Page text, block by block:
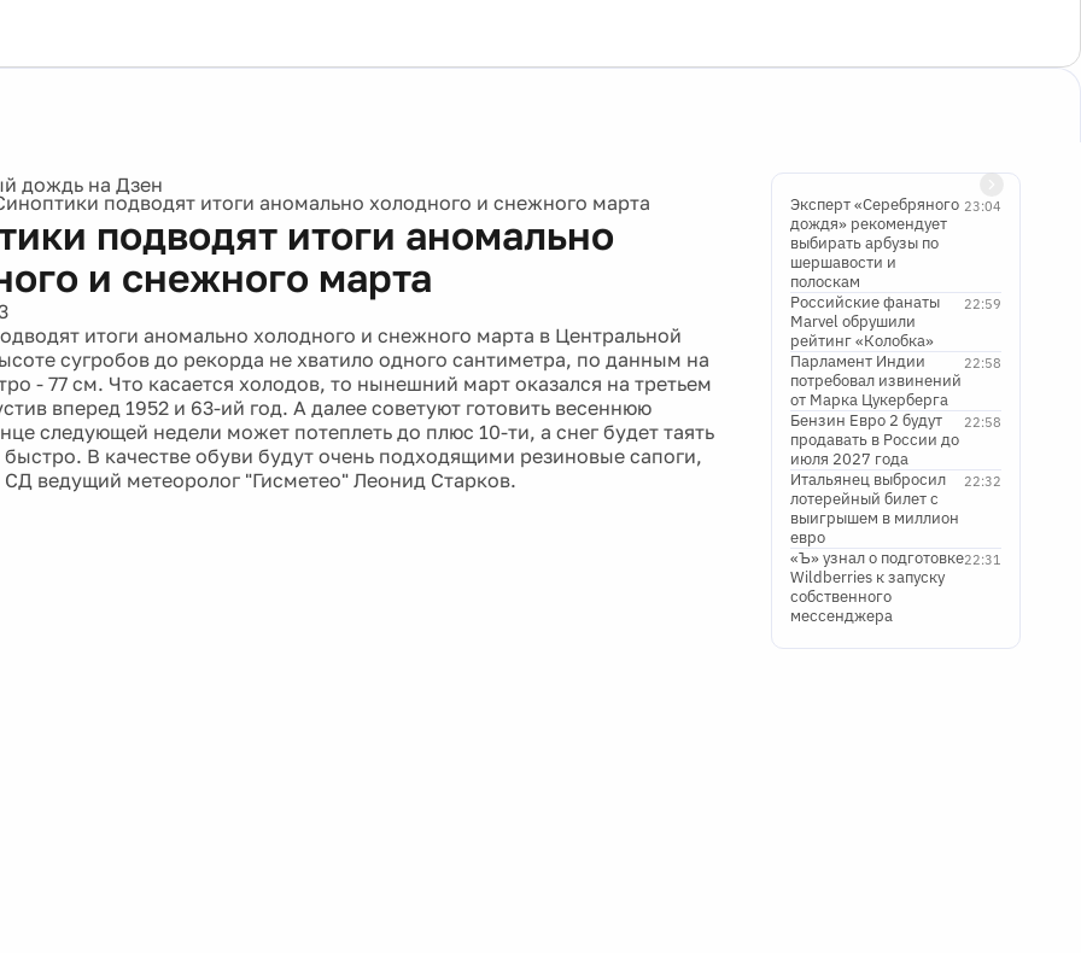
подводят итоги аномально холодного и снежного марта
подводят итоги аномально
и снежного марта
итоги аномально холодного и снежного марта в Центральной
сугробов до рекорда не хватило одного сантиметра, по данным на
- 77 см. Что касается холодов, то нынешний март оказался на третьем
вперед 1952 и 63-ий год. А далее советуют готовить весеннюю
следующей недели может потеплеть до плюс 10-ти, а снег будет таять
быстро. В качестве обуви будут очень подходящими резиновые сапоги,
СД ведущий метеоролог "Гисметео" Леонид Старков.
23:04
Эксперт «Серебряного
дождя» рекомендует
выбирать арбузы по
шершавости и
полоскам
22:59
Российские фанаты
Marvel обрушили
рейтинг «Колобка»
22:58
Парламент Индии
потребовал извинений
от Марка Цукерберга
22:58
Бензин Евро 2 будут
продавать в России до
июля 2027 года
22:32
Итальянец выбросил
лотерейный билет с
выигрышем в миллион
евро
22:31
«Ъ» узнал о подготовке
Wildberries к запуску
собственного
мессенджера